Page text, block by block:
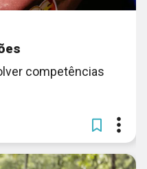
competências